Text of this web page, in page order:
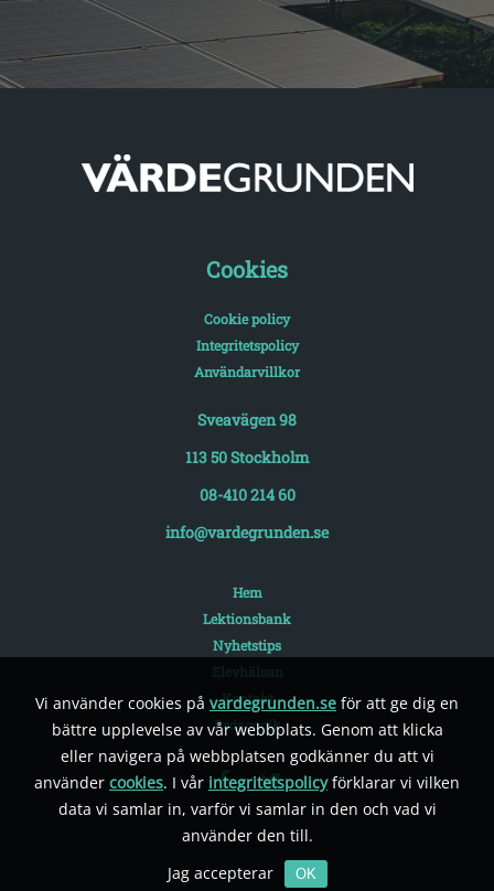
Vi använder cookies på vardegrunden.se för att ge dig en
bättre upplevelse av vår webbplats. Genom att klicka
eller navigera på webbplatsen godkänner du att vi
använder cookies. I vår integritetspolicyförklarar vi vilken
data vi samlar in, varför vi samlar in den och vad vi
använder den till.
Jag accepterar
OK
Cookies
Cookie policy
Integritetspolicy
Användarvillkor
Sveavägen 98
113 50 Stockholm
08-410 214 60
info@vardegrunden.se
Hem
Lektionsbank
Nyhetstips
Kontakt
Pedagogik